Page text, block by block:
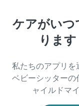
ケアがいつ
りま
私たちのアプリを
ベビーシッターの
ャイルドマ